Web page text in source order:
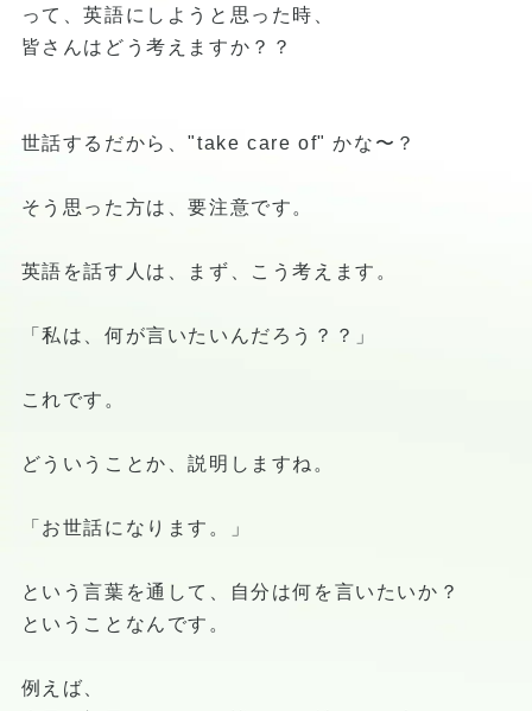
って、英語にしようと思った時、
皆さんはどう考えますか？？
世話するだから、"take care of" かな〜？
そう思った方は、要注意です。
英語を話す人は、まず、こう考えます。
「私は、何が言いたいんだろう？？」
これです。
どういうことか、説明しますね。
「お世話になります。」
という言葉を通して、自分は何を言いたいか？
ということなんです。
例えば、